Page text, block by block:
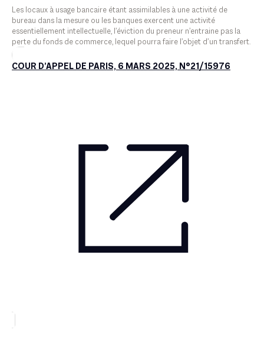
Les locaux à usage bancaire étant assimilables à une activité de
bureau dans la mesure ou les banques exercent une activité
essentiellement intellectuelle, l’éviction du preneur n’entraine pas la
perte du fonds de commerce, lequel pourra faire l’objet d’un transfert.
COUR D’APPEL DE PARIS, 6 MARS 2025, N°21/15976